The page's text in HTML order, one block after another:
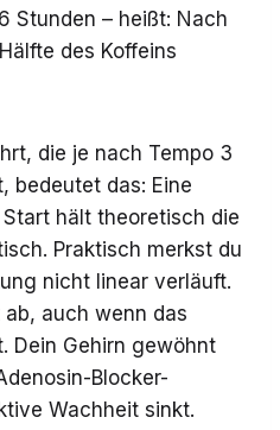
Stunden – heißt: Nach
des Koffeins
die je nach Tempo 3
bedeutet das: Eine
hält theoretisch die
Praktisch merkst du
nicht linear verläuft.
auch wenn das
Dein Gehirn gewöhnt
Blocker-
Wachheit sinkt.